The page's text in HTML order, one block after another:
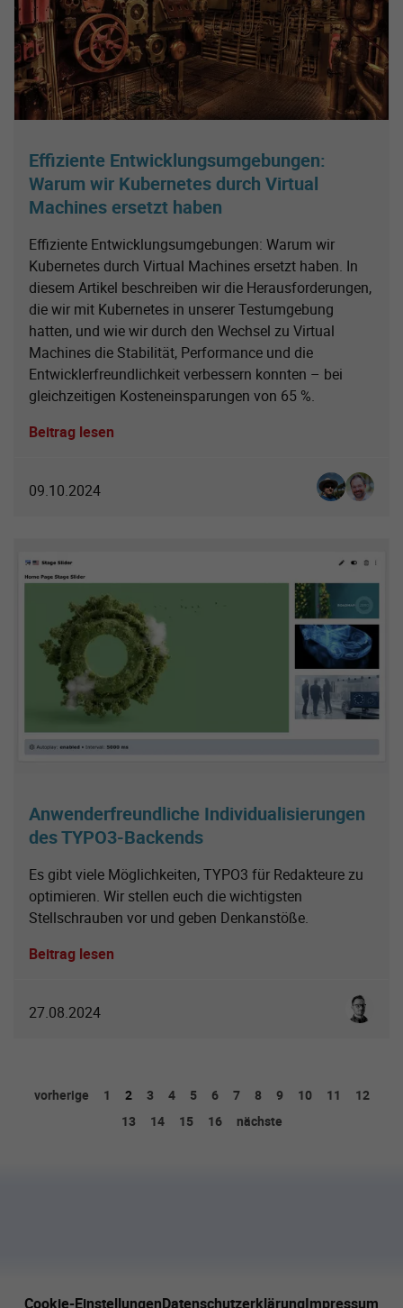
Effiziente Entwicklungsumgebungen:
Warum wir Kubernetes durch Virtual
Machines ersetzt haben
Effiziente Entwicklungsumgebungen: Warum wir
Kubernetes durch Virtual Machines ersetzt haben. In
diesem Artikel beschreiben wir die Herausforderungen,
die wir mit Kubernetes in unserer Testumgebung
hatten, und wie wir durch den Wechsel zu Virtual
Machines die Stabilität, Performance und die
Entwicklerfreundlichkeit verbessern konnten – bei
gleichzeitigen Kosteneinsparungen von 65 %.
Beitrag lesen
09.10.2024 Christian
Ingo
Anwenderfreundliche Individualisierungen
des TYPO3-Backends
Es gibt viele Möglichkeiten, TYPO3 für Redakteure zu
optimieren. Wir stellen euch die wichtigsten
Stellschrauben vor und geben Denkanstöße.
Beitrag lesen
27.08.2024
vorherige 1 2 3 4 5 6 7 8 9 10 11
12
13
14 15 16 nächste
Cookie-EinstellungenDatenschutzerklärungImpressum